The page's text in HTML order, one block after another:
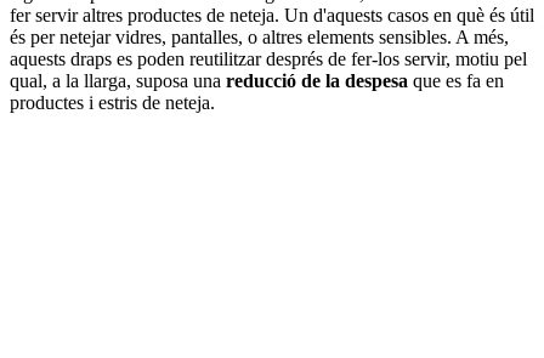
fer servir altres productes de neteja. Un d'aquests casos en què és útil
és per netejar vidres, pantalles, o altres elements sensibles. A més,
aquests draps es poden reutilitzar després de fer-los servir, motiu pel
qual, a la llarga, suposa una reducció de la despesa que es fa en
productes i estris de neteja.